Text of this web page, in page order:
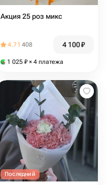
Акция 25 роз микс
4.71 408 4 100₽
1 025 ₽ × 4 платежа
Последний